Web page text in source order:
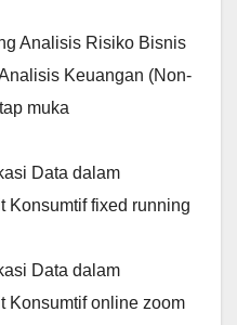
Analisis Risiko Bisnis
Keuangan (Non-
muka
Data dalam
Konsumtif fixed running
Data dalam
Konsumtif online zoom